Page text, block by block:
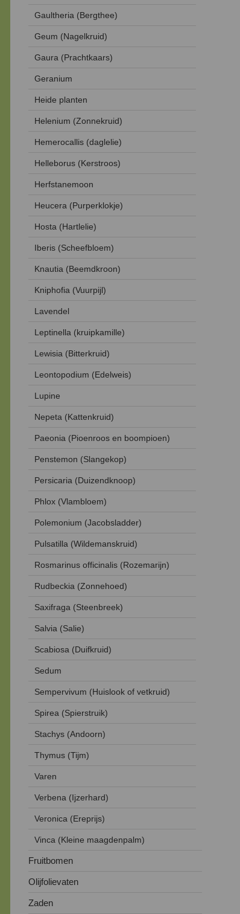
Gaultheria (Bergthee)
Geum (Nagelkruid)
Gaura (Prachtkaars)
Geranium
Heide planten
Helenium (Zonnekruid)
Hemerocallis (daglelie)
Helleborus (Kerstroos)
Herfstanemoon
Heucera (Purperklokje)
Hosta (Hartlelie)
Iberis (Scheefbloem)
Knautia (Beemdkroon)
Kniphofia (Vuurpijl)
Lavendel
Leptinella (kruipkamille)
Lewisia (Bitterkruid)
Leontopodium (Edelweis)
Lupine
Nepeta (Kattenkruid)
Paeonia (Pioenroos en boompioen)
Penstemon (Slangekop)
Persicaria (Duizendknoop)
Phlox (Vlambloem)
Polemonium (Jacobsladder)
Pulsatilla (Wildemanskruid)
Rosmarinus officinalis (Rozemarijn)
Rudbeckia (Zonnehoed)
Saxifraga (Steenbreek)
Salvia (Salie)
Scabiosa (Duifkruid)
Sedum
Sempervivum (Huislook of vetkruid)
Spirea (Spierstruik)
Stachys (Andoorn)
Thymus (Tijm)
Varen
Verbena (Ijzerhard)
Veronica (Ereprijs)
Vinca (Kleine maagdenpalm)
Fruitbomen
Olijfolievaten
Zaden